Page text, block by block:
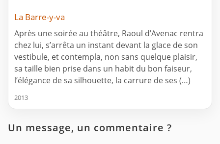
La Barre-y-va
Après une soirée au théâtre, Raoul d’Avenac rentra
chez lui, s’arrêta un instant devant la glace de son
vestibule, et contempla, non sans quelque plaisir,
sa taille bien prise dans un habit du bon faiseur,
l’élégance de sa silhouette, la carrure de ses (…)
2013
Un message, un commentaire ?